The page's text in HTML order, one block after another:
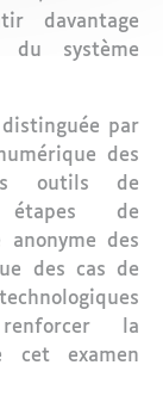
davantage
du système
par
des
outils de
de
anonyme des
des cas de
la
cet examen